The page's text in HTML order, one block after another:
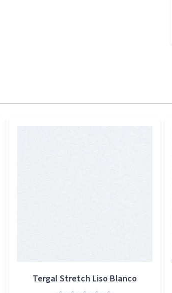
Tergal Stretch Liso Blanco